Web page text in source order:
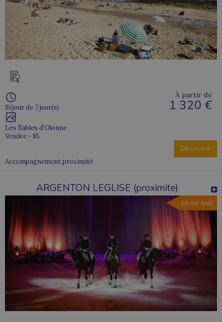
Séjour de 7 jour(s)
Les Sables d'Olonne
Vendee - 85
À partir de
1 320 €
Découvrir
Accompagnement proximité
ARGENTON LEGLISE (proximite)
18-99 ANS